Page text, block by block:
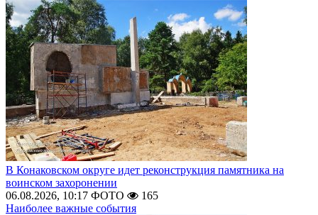
В Конаковском округе идет реконструкция памятника на
воинском захоронении
06.08.2026, 10:17 ФОТО
165
Наиболее важные события